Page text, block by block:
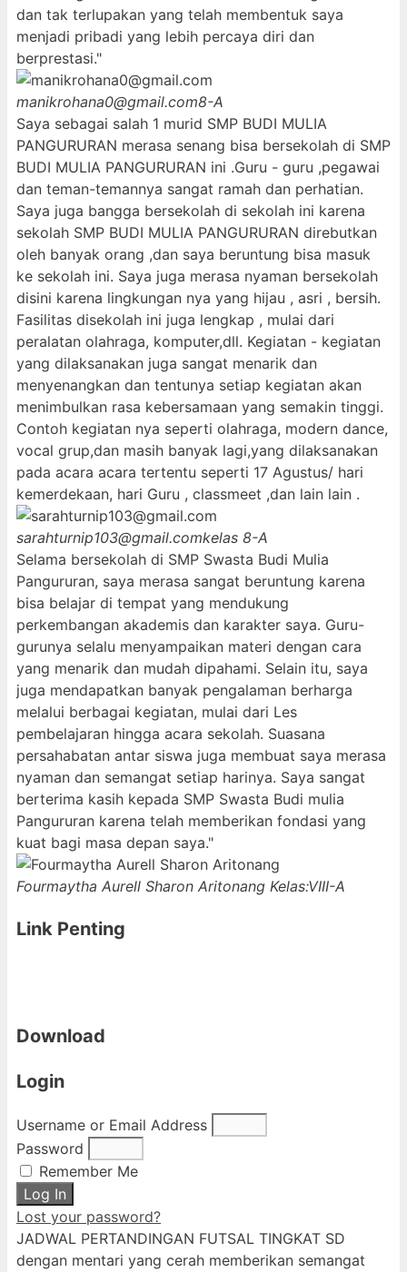
dan tak terlupakan yang telah membentuk saya
menjadi pribadi yang lebih percaya diri dan
berprestasi."
manikrohana0@gmail.com8-A
Saya sebagai salah 1 murid SMP BUDI MULIA
PANGURURAN merasa senang bisa bersekolah di SMP
BUDI MULIA PANGURURAN ini .Guru - guru ,pegawai
dan teman-temannya sangat ramah dan perhatian.
Saya juga bangga bersekolah di sekolah ini karena
sekolah SMP BUDI MULIA PANGURURAN direbutkan
oleh banyak orang ,dan saya beruntung bisa masuk
ke sekolah ini. Saya juga merasa nyaman bersekolah
disini karena lingkungan nya yang hijau , asri , bersih.
Fasilitas disekolah ini juga lengkap , mulai dari
peralatan olahraga, komputer,dll. Kegiatan - kegiatan
yang dilaksanakan juga sangat menarik dan
menyenangkan dan tentunya setiap kegiatan akan
menimbulkan rasa kebersamaan yang semakin tinggi.
Contoh kegiatan nya seperti olahraga, modern dance,
vocal grup,dan masih banyak lagi,yang dilaksanakan
pada acara acara tertentu seperti 17 Agustus/ hari
kemerdekaan, hari Guru , classmeet ,dan lain lain .
sarahturnip103@gmail.comkelas 8-A
Selama bersekolah di SMP Swasta Budi Mulia
Pangururan, saya merasa sangat beruntung karena
bisa belajar di tempat yang mendukung
perkembangan akademis dan karakter saya. Guru-
gurunya selalu menyampaikan materi dengan cara
yang menarik dan mudah dipahami. Selain itu, saya
juga mendapatkan banyak pengalaman berharga
melalui berbagai kegiatan, mulai dari Les
pembelajaran hingga acara sekolah. Suasana
persahabatan antar siswa juga membuat saya merasa
nyaman dan semangat setiap harinya. Saya sangat
berterima kasih kepada SMP Swasta Budi mulia
Pangururan karena telah memberikan fondasi yang
kuat bagi masa depan saya."
Fourmaytha Aurell Sharon Aritonang Kelas:VIII-A
Link Penting
Download
Login
Username or Email Address
Password
Remember Me
Log In
Lost your password?
JADWAL PERTANDINGAN FUTSAL TINGKAT SD
dengan mentari yang cerah memberikan semangat